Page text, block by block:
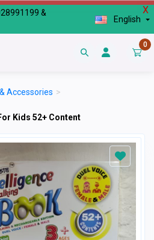
X
&
English
0
Accessories >
Kids 52+ Content